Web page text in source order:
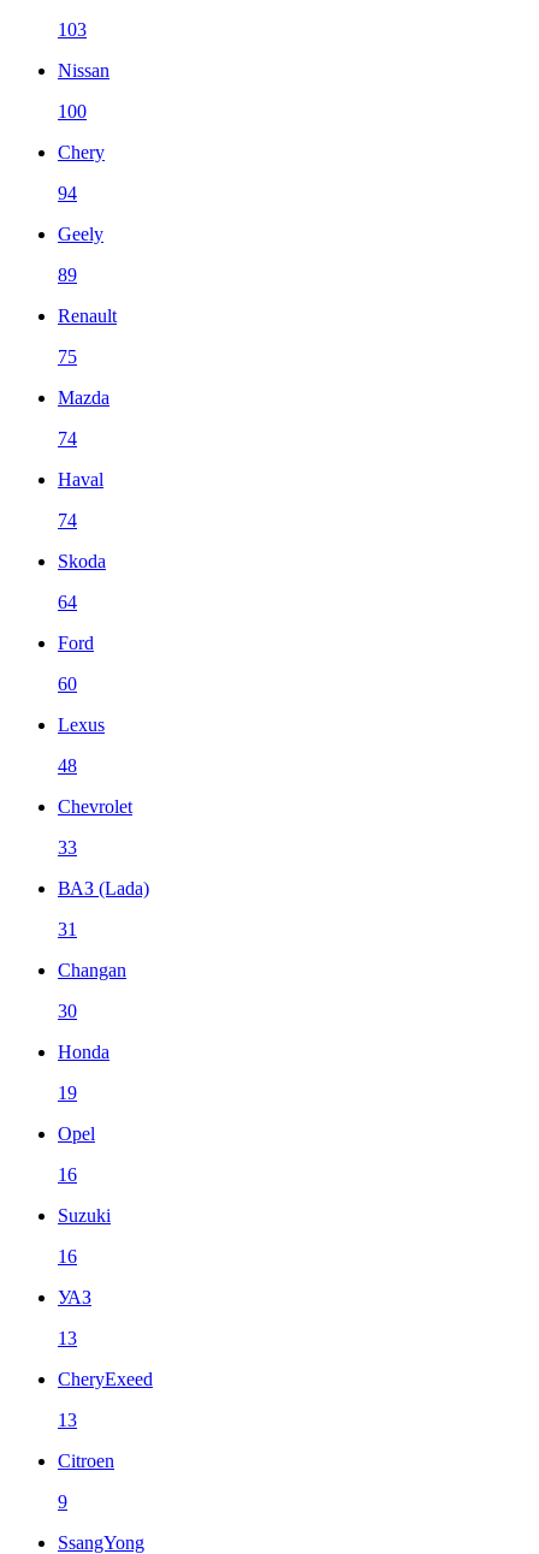
103
Nissan
100
Chery
94
Geely
89
Renault
75
Mazda
74
Haval
74
Skoda
64
Ford
60
Lexus
48
Chevrolet
33
ВАЗ (Lada)
31
Changan
30
Honda
19
Opel
16
Suzuki
16
УАЗ
13
CheryExeed
13
Citroen
9
SsangYong